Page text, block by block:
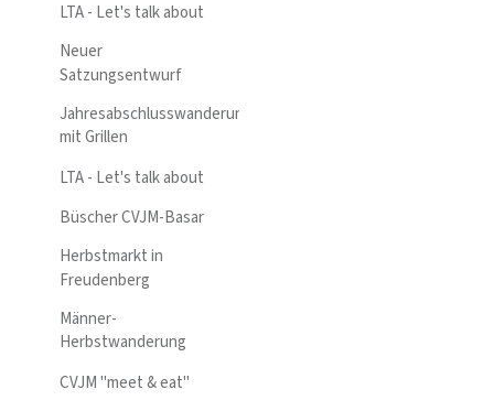
LTA - Let's talk about
Neuer
Satzungsentwurf
Jahresabschlusswanderung
mit Grillen
LTA - Let's talk about
Büscher CVJM-Basar
Herbstmarkt in
Freudenberg
Männer-
Herbstwanderung
CVJM "meet & eat"